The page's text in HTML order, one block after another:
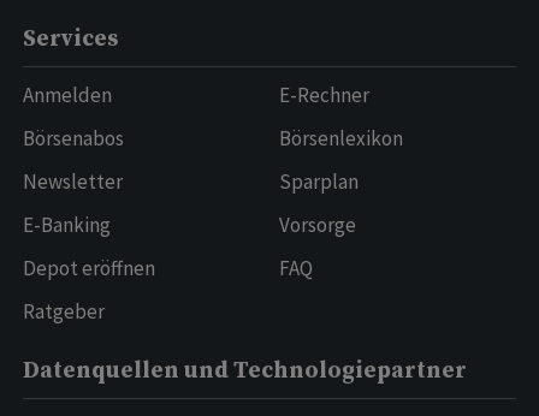
Services
Anmelden
Börsenabos
Newsletter
E-Banking
Depot eröffnen
Ratgeber
E-Rechner
Börsenlexikon
Sparplan
Vorsorge
FAQ
Datenquellen und Technologiepartner